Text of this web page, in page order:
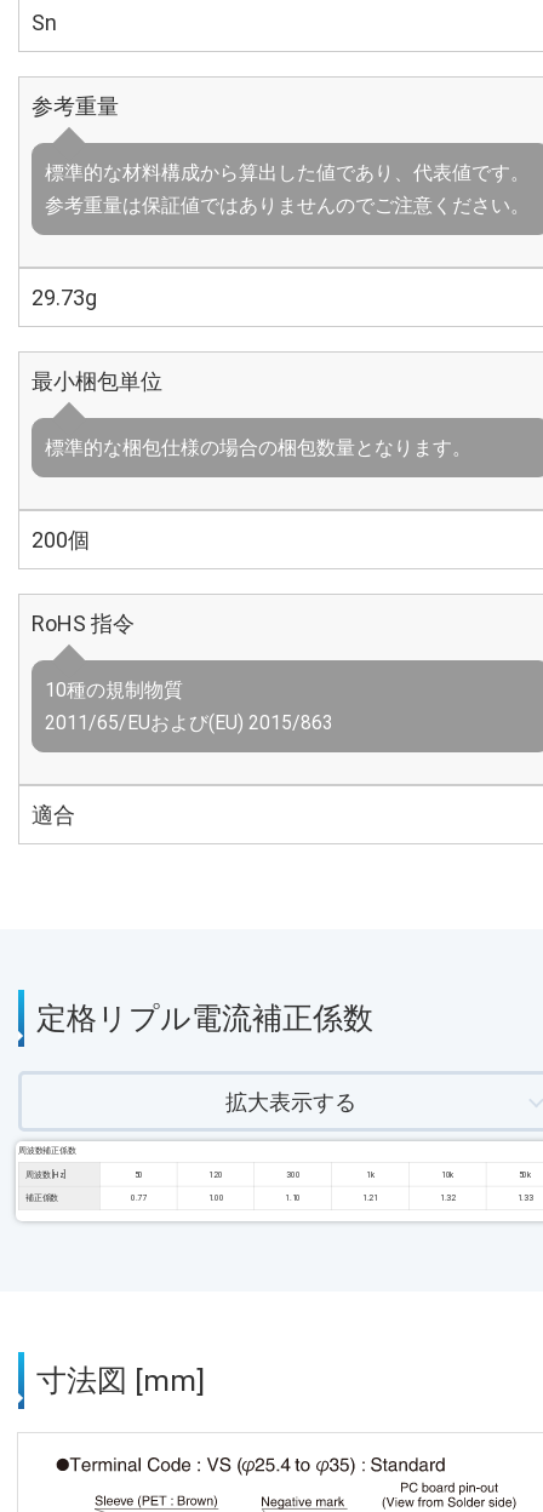
Sn
参考重量
標準的な材料構成から算出した値であり、代表値です。
参考重量は保証値ではありませんのでご注意ください。
29.73g
最小梱包単位
標準的な梱包仕様の場合の梱包数量となります。
200個
RoHS 指令
10種の規制物質
2011/65/EUおよび(EU) 2015/863
適合
定格リプル電流補正係数
拡大表示する
周波数補正係数
周波数 [Hz] 50 120 300 1k 10k 50k
補正係数 0.77 1.00 1.10 1.21 1.32 1.33
寸法図 [mm]